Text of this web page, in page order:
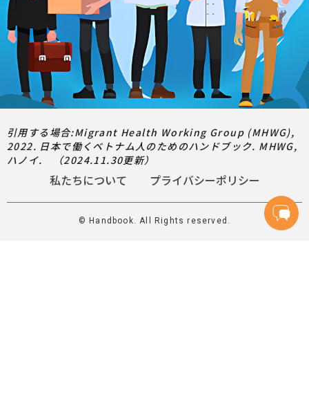
引用する場合:Migrant Health Working Group (MHWG),
2022. 日本で働くベトナム人のためのハンドブック. MHWG,
ハノイ. （2024.11.30更新）
私たちについて プライバシーポリシー
© Handbook. All Rights reserved.